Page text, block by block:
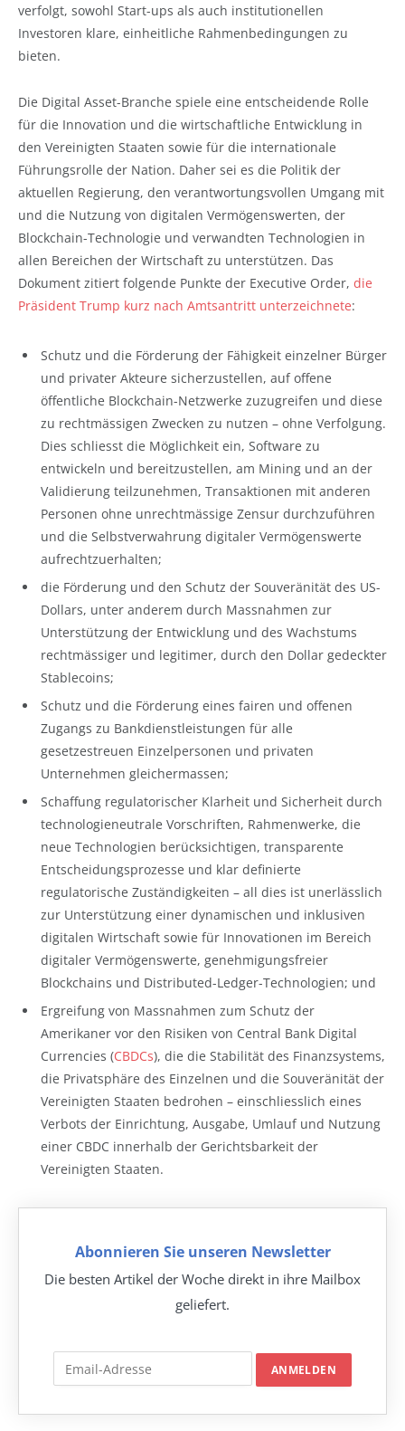
verfolgt, sowohl Start-ups als auch institutionellen
Investoren klare, einheitliche Rahmenbedingungen zu
bieten.
Die Digital Asset-Branche spiele eine entscheidende Rolle
für die Innovation und die wirtschaftliche Entwicklung in
den Vereinigten Staaten sowie für die internationale
Führungsrolle der Nation. Daher sei es die Politik der
aktuellen Regierung, den verantwortungsvollen Umgang mit
und die Nutzung von digitalen Vermögenswerten, der
Blockchain-Technologie und verwandten Technologien in
allen Bereichen der Wirtschaft zu unterstützen. Das
Dokument zitiert folgende Punkte der Executive Order, die
Präsident Trump kurz nach Amtsantritt unterzeichnete:
Schutz und die Förderung der Fähigkeit einzelner Bürger
und privater Akteure sicherzustellen, auf offene
öffentliche Blockchain-Netzwerke zuzugreifen und diese
zu rechtmässigen Zwecken zu nutzen – ohne Verfolgung.
Dies schliesst die Möglichkeit ein, Software zu
entwickeln und bereitzustellen, am Mining und an der
Validierung teilzunehmen, Transaktionen mit anderen
Personen ohne unrechtmässige Zensur durchzuführen
und die Selbstverwahrung digitaler Vermögenswerte
aufrechtzuerhalten;
die Förderung und den Schutz der Souveränität des US-
Dollars, unter anderem durch Massnahmen zur
Unterstützung der Entwicklung und des Wachstums
rechtmässiger und legitimer, durch den Dollar gedeckter
Stablecoins;
Schutz und die Förderung eines fairen und offenen
Zugangs zu Bankdienstleistungen für alle
gesetzestreuen Einzelpersonen und privaten
Unternehmen gleichermassen;
Schaffung regulatorischer Klarheit und Sicherheit durch
technologieneutrale Vorschriften, Rahmenwerke, die
neue Technologien berücksichtigen, transparente
Entscheidungsprozesse und klar definierte
regulatorische Zuständigkeiten – all dies ist unerlässlich
zur Unterstützung einer dynamischen und inklusiven
digitalen Wirtschaft sowie für Innovationen im Bereich
digitaler Vermögenswerte, genehmigungsfreier
Blockchains und Distributed-Ledger-Technologien; und
Ergreifung von Massnahmen zum Schutz der
Amerikaner vor den Risiken von Central Bank Digital
Currencies (CBDCs), die die Stabilität des Finanzsystems,
die Privatsphäre des Einzelnen und die Souveränität der
Vereinigten Staaten bedrohen – einschliesslich eines
Verbots der Einrichtung, Ausgabe, Umlauf und Nutzung
einer CBDC innerhalb der Gerichtsbarkeit der
Vereinigten Staaten.
Abonnieren Sie unseren Newsletter
Die besten Artikel der Woche direkt in ihre Mailbox
geliefert.